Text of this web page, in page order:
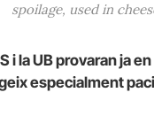
spoilage, used in
i la UB provaran ja
especialment